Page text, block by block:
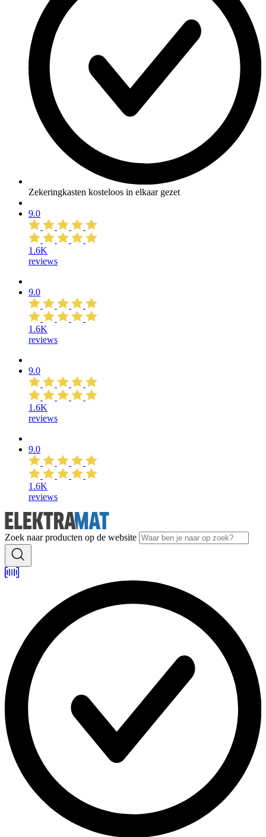
Zekeringkasten kosteloos in elkaar gezet
9.0
1.6K
reviews
9.0
1.6K
reviews
9.0
1.6K
reviews
9.0
1.6K
reviews
Zoek naar producten op de website